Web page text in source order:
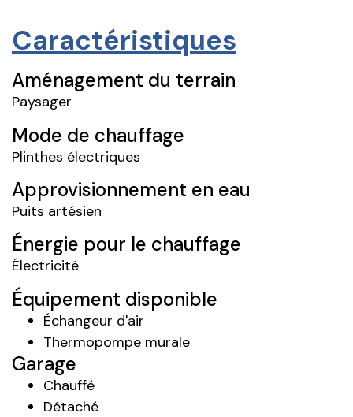
Caractéristiques
Aménagement du terrain
Paysager
Mode de chauffage
Plinthes électriques
Approvisionnement en eau
Puits artésien
Énergie pour le chauffage
Électricité
Équipement disponible
Échangeur d'air
Thermopompe murale
Garage
Chauffé
Détaché